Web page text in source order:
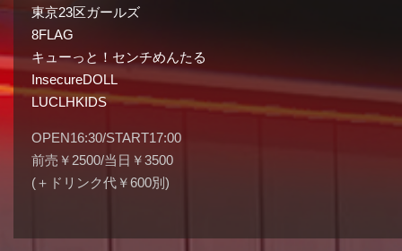
東京23区ガールズ
8FLAG
キューっと！センチめんたる
InsecureDOLL
LUCLHKIDS
OPEN16:30/START17:00
前売￥2500/当日￥3500
(＋ドリンク代￥600別)